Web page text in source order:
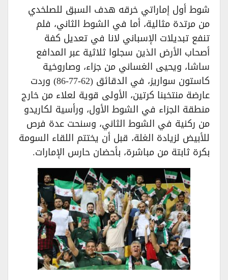
شوط أول إماراتي خرقه هدف السبق للصلخدي
من مرتدة مثالية، أما في الشوط الثاني، فلم
تنفع تبديلات الإسباني لانا في تعديل كفة
أصحاب الأرض الذين سجلوا ثلاثية عبر المدافع
ساشا، ويحيى الغساني من جزاء، وصاروخية
كاستون سواريز، في الدقائق (62-77-86) وردت
عارضة منتخبنا كرتين، الأولى قوية لعلاء من خارج
منطقة الجزاء في الشوط الأول، ورأسية لكاريدو
من ركنية في الشوط الثاني، وسنحت عدة فرص
للأبيض لزيادة الغلة، قبل أن يختتم اللقاء السومة
بكرة ثابتة من مباشرة، بأحضان حارس الإمارات.